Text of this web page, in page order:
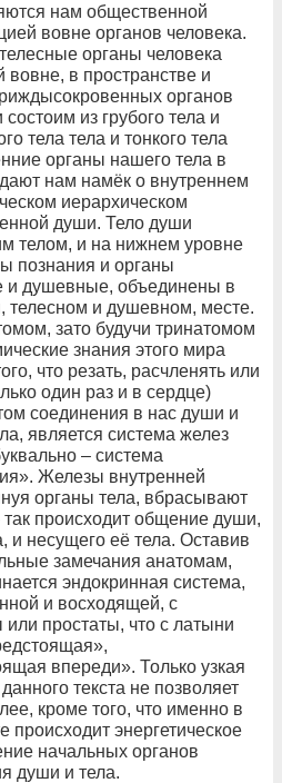
нам общественной
вовне органов человека.
органы человека
в пространстве и
органов
из грубого тела и
тела тела и тонкого тела
органы нашего тела в
нам намёк о внутреннем
иерархическом
души. Тело души
телом, и на нижнем уровне
познания и органы
и душевные, объединены в
телесном и душевном, месте.
зато будучи тринатомом
знания этого мира
что резать, расчленять или
один раз и в сердце)
соединения в нас души и
является система желез
– система
Железы внутренней
органы тела, вбрасывают
происходит общение души,
и несущего её тела. Оставив
замечания анатомам,
эндокринная система,
и восходящей, с
простаты, что с латыни
впереди». Только узкая
текста не позволяет
кроме того, что именно в
происходит энергетическое
начальных органов
души и тела.